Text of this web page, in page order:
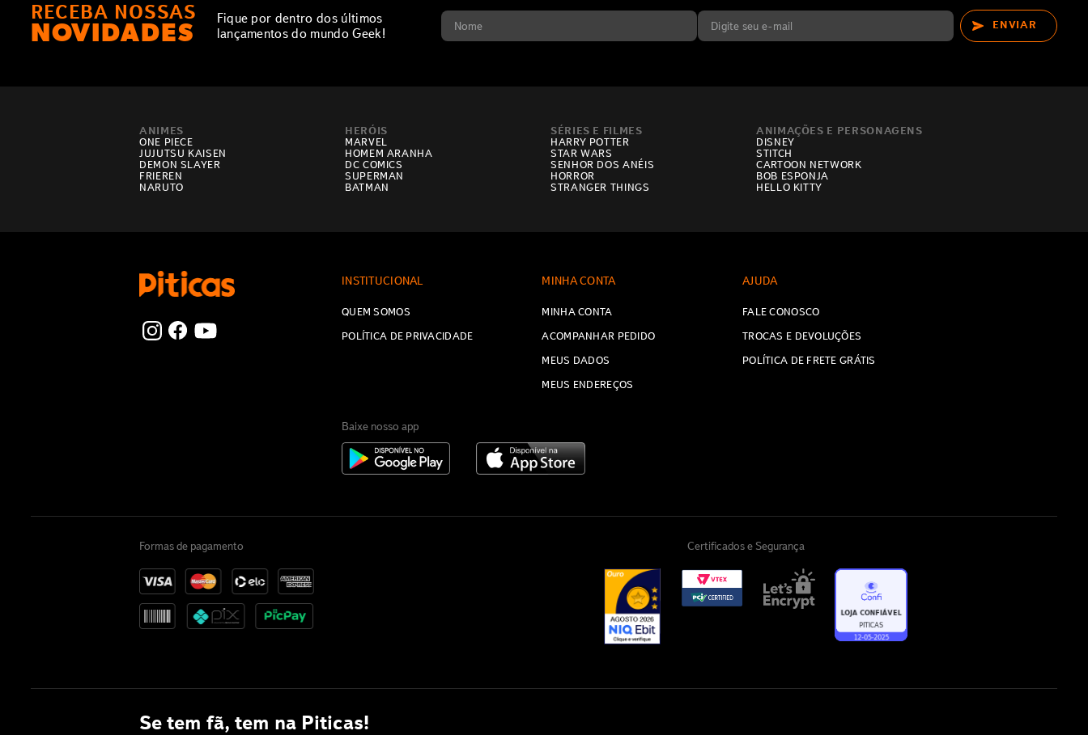
RECEBA NOSSAS
NOVIDADES
Fique por dentro dos últimos
lançamentos do mundo Geek!
ENVIAR
ANIMES
ONE PIECE
JUJUTSU KAISEN
DEMON SLAYER
FRIEREN
NARUTO
HERÓIS
MARVEL
HOMEM ARANHA
DC COMICS
SUPERMAN
BATMAN
SÉRIES E FILMES
HARRY POTTER
STAR WARS
SENHOR DOS ANÉIS
HORROR
STRANGER THINGS
ANIMAÇÕES E PERSONAGENS
DISNEY
STITCH
CARTOON NETWORK
BOB ESPONJA
HELLO KITTY
INSTITUCIONAL
QUEM SOMOS
POLÍTICA DE PRIVACIDADE
MINHA CONTA
MINHA CONTA
ACOMPANHAR PEDIDO
MEUS DADOS
MEUS ENDEREÇOS
AJUDA
FALE CONOSCO
TROCAS E DEVOLUÇÕES
POLÍTICA DE FRETE GRÁTIS
Baixe nosso app
Formas de pagamento Certificados e Segurança
Se tem fã, tem na Piticas!